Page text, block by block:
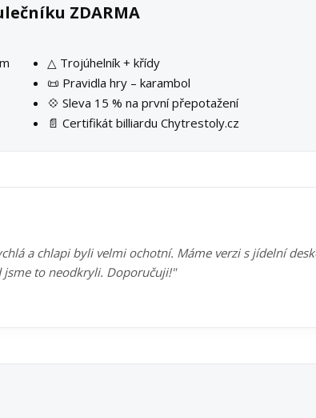
ZDARMA
△ Trojúhelník + křídy
📜 Pravidla hry – karambol
💠 Sleva 15 % na první přepotažení
📄 Certifikát billiardu Chytrestoly.cz
a chlapi byli velmi ochotní. Máme verzi s jídelní
jsme to neodkryli. Doporučuji!"